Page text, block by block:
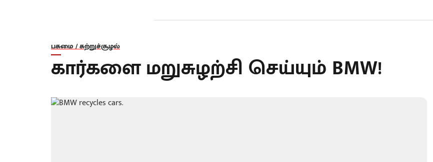
பசுமை / சுற்றுச்சூழல்
கார்களை மறுசுழற்சி செய்யும் BMW!